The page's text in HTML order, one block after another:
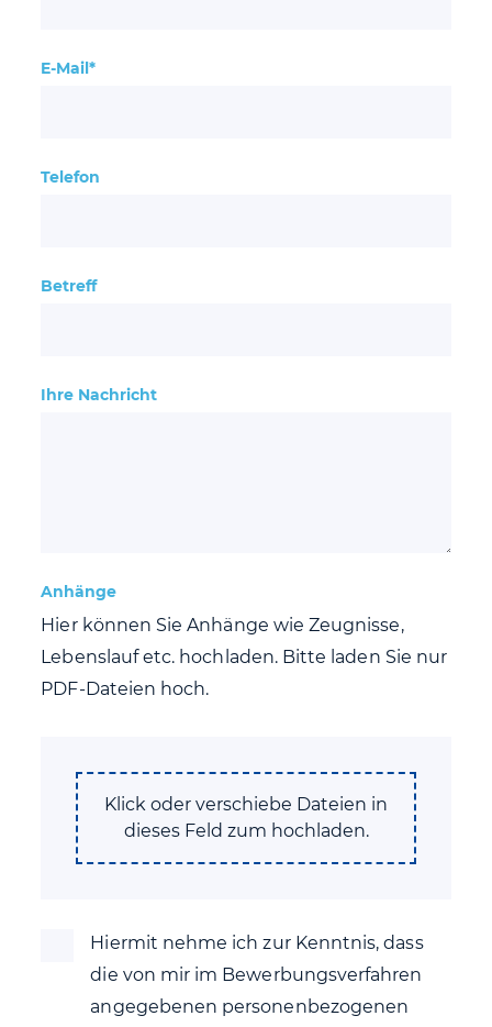
E-Mail*
Telefon
Betreff
Ihre Nachricht
Anhänge
Hier können Sie Anhänge wie Zeugnisse,
Lebenslauf etc. hochladen. Bitte laden Sie nur
PDF-Dateien hoch.
Klick oder verschiebe Dateien in
dieses Feld zum hochladen.
Hiermit nehme ich zur Kenntnis, dass
die von mir im Bewerbungsverfahren
angegebenen personenbezogenen